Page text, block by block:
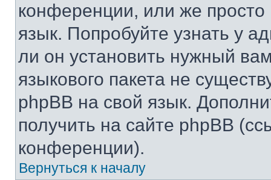
конференции, или же
язык. Попробуйте узнать у
ли он установить нужный
языкового пакета не
phpBB на свой язык.
получить на сайте phpBB
конференции).
Вернуться к началу